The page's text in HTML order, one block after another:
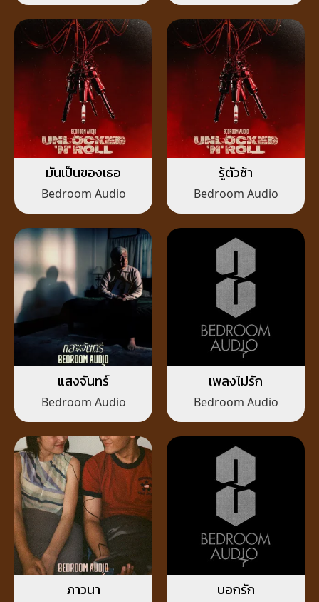
มันเป็นของเธอ
Bedroom Audio
รู้ตัวช้า
Bedroom Audio
แสงจันทร์
Bedroom Audio
เพลงไม่รัก
Bedroom Audio
ภาวนา บอกรัก